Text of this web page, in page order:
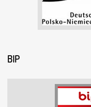
BIP